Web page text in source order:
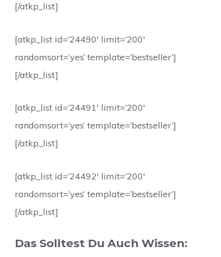
[/atkp_list]
[atkp_list id=’24490′ limit=’200′
randomsort=’yes‘ template=’bestseller‘]
[/atkp_list]
[atkp_list id=’24491′ limit=’200′
randomsort=’yes‘ template=’bestseller‘]
[/atkp_list]
[atkp_list id=’24492′ limit=’200′
randomsort=’yes‘ template=’bestseller‘]
[/atkp_list]
Das Solltest Du Auch Wissen: